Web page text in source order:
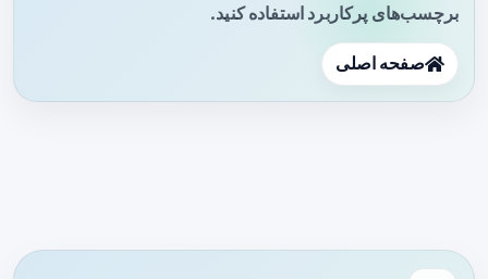
برچسب‌های پرکاربرد استفاده کنید.
صفحه اصلی